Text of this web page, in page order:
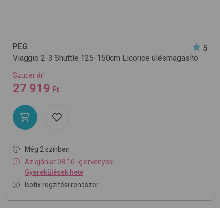
PEG
5
Viaggio 2-3 Shuttle 125-150cm Licorice ülésmagasító
Szuper ár!
27 919 Ft
Még 2 színben
Az ajánlat 08.16-ig érvényes!
Gyerekülések hete
Isofix rögzítési rendszer